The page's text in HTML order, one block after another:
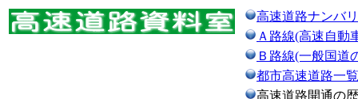
高速道路ナンバ
Ａ路線(高速自動
Ｂ路線(一般国道
都市高速道路一覧
高速道路開通の